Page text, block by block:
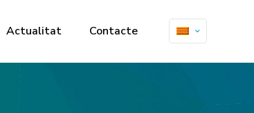
Actualitat Contacte